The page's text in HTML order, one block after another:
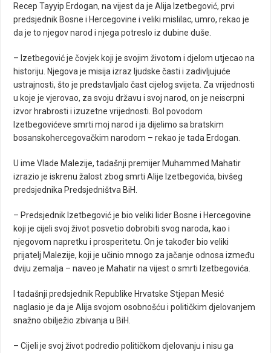
Recep Tayyip Erdogan, na vijest da je Alija Izetbegović, prvi
predsjednik Bosne i Hercegovine i veliki mislilac, umro, rekao je
da je to njegov narod i njega potreslo iz dubine duše.
– Izetbegović je čovjek koji je svojim životom i djelom utjecao na
historiju. Njegova je misija izraz ljudske časti i zadivljujuće
ustrajnosti, što je predstavljalo čast cijelog svijeta. Za vrijednosti
u koje je vjerovao, za svoju državu i svoj narod, on je neiscrpni
izvor hrabrosti i izuzetne vrijednosti. Bol povodom
Izetbegovićeve smrti moj narod i ja dijelimo sa bratskim
bosanskohercegovačkim narodom – rekao je tada Erdogan.
U ime Vlade Malezije, tadašnji premijer Muhammed Mahatir
izrazio je iskrenu žalost zbog smrti Alije Izetbegovića, bivšeg
predsjednika Predsjedništva BiH.
– Predsjednik Izetbegović je bio veliki lider Bosne i Hercegovine
koji je cijeli svoj život posvetio dobrobiti svog naroda, kao i
njegovom napretku i prosperitetu. On je također bio veliki
prijatelj Malezije, koji je učinio mnogo za jačanje odnosa između
dviju zemalja – naveo je Mahatir na vijest o smrti Izetbegovića.
I tadašnji predsjednik Republike Hrvatske Stjepan Mesić
naglasio je da je Alija svojom osobnošću i političkim djelovanjem
snažno obilježio zbivanja u BiH.
– Cijeli je svoj život podredio političkom djelovanju i nisu ga